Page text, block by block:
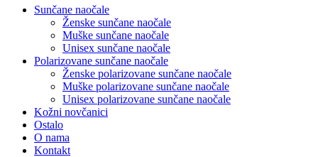
Sunčane naočale
Ženske sunčane naočale
Muške sunčane naočale
Unisex sunčane naočale
Polarizovane sunčane naočale
Ženske polarizovane sunčane naočale
Muške polarizovane sunčane naočale
Unisex polarizovane sunčane naočale
Kožni novčanici
Ostalo
O nama
Kontakt